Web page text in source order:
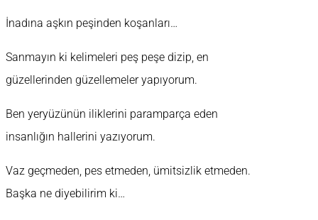
İnadına aşkın peşinden koşanları…
Sanmayın ki kelimeleri peş peşe dizip, en
güzellerinden güzellemeler yapıyorum.
Ben yeryüzünün iliklerini paramparça eden
insanlığın hallerini yazıyorum.
Vaz geçmeden, pes etmeden, ümitsizlik etmeden.
Başka ne diyebilirim ki…